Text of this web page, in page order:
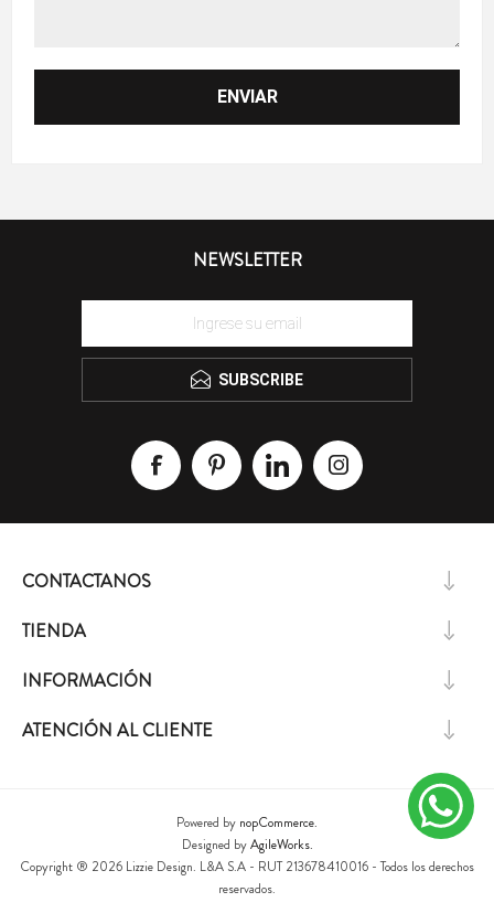
NEWSLETTER
SUBSCRIBE
CONTACTANOS
TIENDA
INFORMACIÓN
ATENCIÓN AL CLIENTE
Powered by nopCommerce.
Designed byAgileWorks.
Copyright ® 2026 Lizzie Design. L&A S.A - RUT 213678410016 - Todos los derechos
reservados.